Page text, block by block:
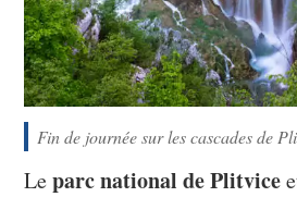
Fin de journée sur les cascades de
Leparc national de Plitvice